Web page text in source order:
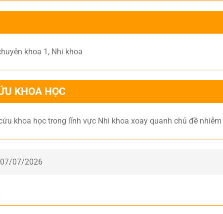
khoa 1, Nhi khoa
KHOA HỌC
khoa học trong lĩnh vực Nhi khoa xoay quanh chủ đề
07/2026